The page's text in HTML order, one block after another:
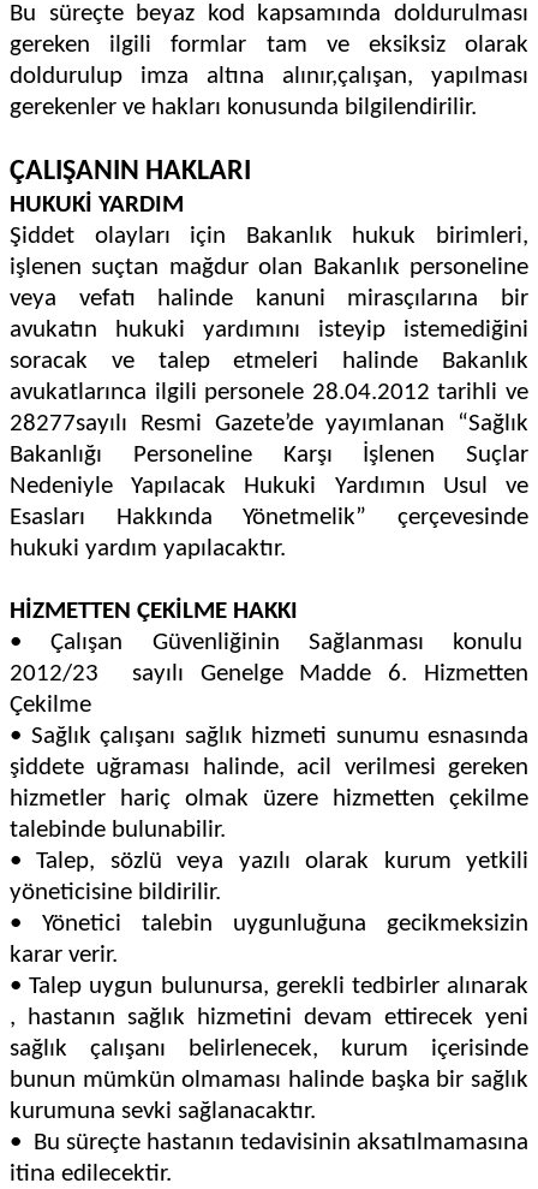
Bu süreçte beyaz kod kapsamında doldurulması
gereken ilgili formlar tam ve eksiksiz olarak
doldurulup imza altına alınır,çalışan, yapılması
gerekenler ve hakları konusunda bilgilendirilir.
ÇALIŞANIN HAKLARI
HUKUKİ YARDIM
Şiddet olayları için Bakanlık hukuk birimleri,
işlenen suçtan mağdur olan Bakanlık personeline
veya vefatı halinde kanuni mirasçılarına bir
avukatın hukuki yardımını isteyip istemediğini
soracak ve talep etmeleri halinde Bakanlık
avukatlarınca ilgili personele 28.04.2012 tarihli ve
28277sayılı Resmi Gazete’de yayımlanan “Sağlık
Bakanlığı Personeline Karşı İşlenen Suçlar
Nedeniyle Yapılacak Hukuki Yardımın Usul ve
Esasları Hakkında Yönetmelik” çerçevesinde
hukuki yardım yapılacaktır.
HİZMETTEN ÇEKİLME HAKKI
•Çalışan Güvenliğinin Sağlanması konulu
2012/23 sayılı Genelge Madde 6. Hizmetten
Çekilme
• Sağlık çalışanı sağlık hizmeti sunumu esnasında
şiddete uğraması halinde, acil verilmesi gereken
hizmetler hariç olmak üzere hizmetten çekilme
talebinde bulunabilir.
•Talep, sözlü veya yazılı olarak kurum yetkili
yöneticisine bildirilir.
• Yönetici talebin uygunluğuna gecikmeksizin
karar verir.
•Talep uygun bulunursa, gerekli tedbirler alınarak
, hastanın sağlık hizmetini devam ettirecek yeni
sağlık çalışanı belirlenecek, kurum içerisinde
bunun mümkün olmaması halinde başka bir sağlık
kurumuna sevki sağlanacaktır.
•
Bu süreçte hastanın tedavisinin aksatılmamasına
itina edilecektir.